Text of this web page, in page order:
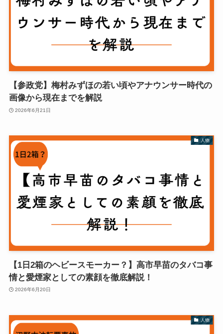
【参政党】梅村みずほの若い頃やアナウンサー時代の
画像から現在までを解説
2026年6月21日
人物
【1日2箱のヘビースモーカー？】高市早苗のタバコ事
情と愛煙家としての素顔を徹底解説！
2026年6月20日
人物